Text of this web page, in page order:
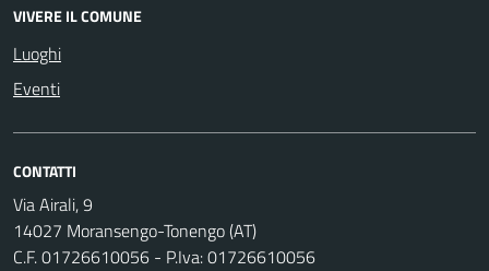
VIVERE IL COMUNE
Luoghi
Eventi
CONTATTI
Via Airali, 9
14027 Moransengo-Tonengo (AT)
C.F. 01726610056 - P.Iva: 01726610056